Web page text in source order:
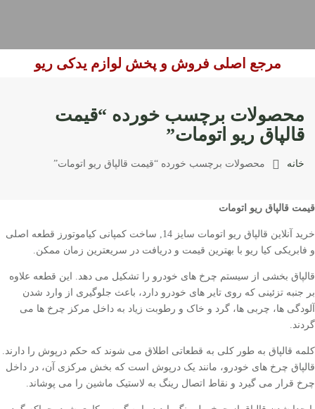
مرجع اصلی فروش و پخش لوازم یدکی ریو
محصولات برچسب خورده “قیمت
قالپاق ریو اتومات”
خانه محصولات برچسب خورده “قیمت قالپاق ریو اتومات”
قیمت قالپاق ریو اتومات
خرید آنلاین قالپاق ریو اتومات سایز 14, ساخت کمپانی کیاموتورز قطعه اصلی
و فابریکی کیا ریو با بهترین قیمت و دریافت در سریعترین زمان ممکن.
قالپاق بخشی از سیستم چرخ های خودرو را تشکیل می دهد. این قطعه علاوه
بر جنبه تزئینی که روی تایر های خودرو دارد، باعث جلوگیری از وارد شدن
آلودگی ها، چربی ها، گرد و خاک و رطوبت زیاد به داخل مرکز چرخ ها می
گردند.
کلمه قالپاق به طور کلی به قطعاتی اطلاق می شوند که حکم درپوش را دارند.
قالپاق چرخ های خودرو، مانند یک درپوش است که بخش مرکزی آن، در داخل
چرخ قرار می گیرد و نقاط اتصال رینگ به لاستیک ماشین را می پوشاند.